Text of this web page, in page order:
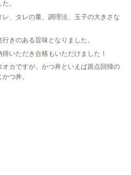
。
、タレの量、調理法、玉子の大きさな
きのある旨味となりました。
いただき合格もいただけました！
カですが、かつ丼といえば原点回帰の
つ丼。